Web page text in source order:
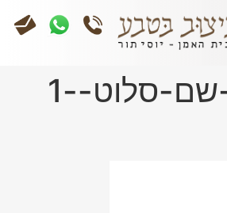
מגילה-3-שם-סלוט-1-